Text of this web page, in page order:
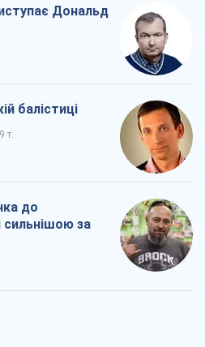
Дональд
балістиці
т.
до
сильнішою за